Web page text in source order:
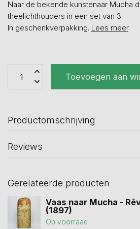
Naar de bekende kunstenaar Mucha
theelichthouders in een set van 3.
In geschenkverpakking. Lees meer.
Toevoegen aan
Productomschrijving
Reviews
Gerelateerde producten
Vaas naar Mucha -
(1897)
Op voorraad